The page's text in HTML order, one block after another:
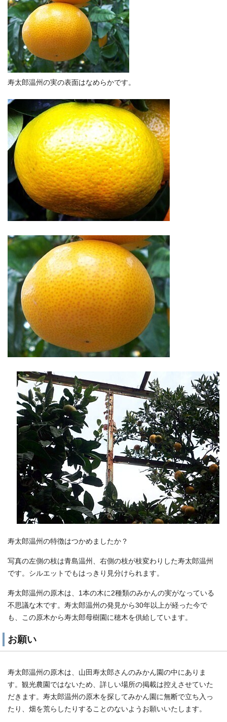
寿太郎温州の実の表面はなめらかです。
寿太郎温州の特徴はつかめましたか？
写真の左側の枝は青島温州、右側の枝が枝変わりした寿太郎温州
です。シルエットでもはっきり見分けられます。
寿太郎温州の原木は、1本の木に2種類のみかんの実がなっている
不思議な木です。寿太郎温州の発見から30年以上が経った今で
も、この原木から寿太郎母樹園に穂木を供給しています。
お願い
寿太郎温州の原木は、山田寿太郎さんのみかん園の中にありま
す。観光農園ではないため、詳しい場所の掲載は控えさせていた
だきます。寿太郎温州の原木を探してみかん園に無断で立ち入っ
たり、畑を荒らしたりすることのないようお願いいたします。